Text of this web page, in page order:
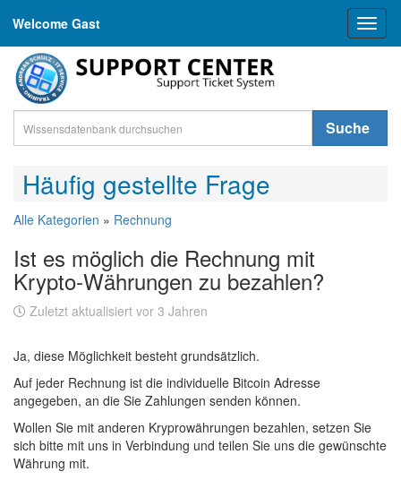
Welcome Gast
Suche
Häufig gestellte Frage
Alle Kategorien » Rechnung
Ist es möglich die Rechnung mit
Krypto-Währungen zu bezahlen?
Zuletzt aktualisiert vor 3 Jahren
Ja, diese Möglichkeit besteht grundsätzlich.
Auf jeder Rechnung ist die individuelle Bitcoin Adresse
angegeben, an die Sie Zahlungen senden können.
Wollen Sie mit anderen Kryprowährungen bezahlen, setzen Sie
sich bitte mit uns in Verbindung und teilen Sie uns die gewünschte
Währung mit.